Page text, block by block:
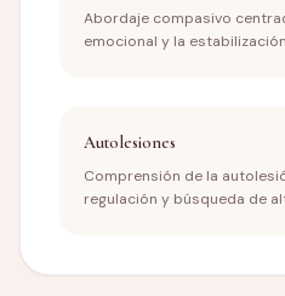
Abordaje compasivo
emocional y la
Autolesiones
Comprensión de la
regulación y búsqueda de